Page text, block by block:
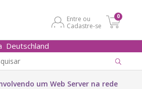
Entre ou
Cadastre-se
0
Deutschland
um Web Server na rede